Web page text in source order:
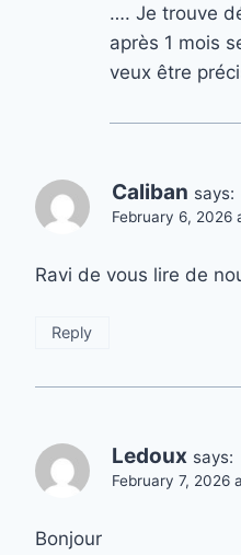
…. Je trouve
après 1 mois
veux être
Caliban says:
February 6, 2026
Ravi de vous lire de
Reply
Ledoux says:
February 7, 2026
Bonjour